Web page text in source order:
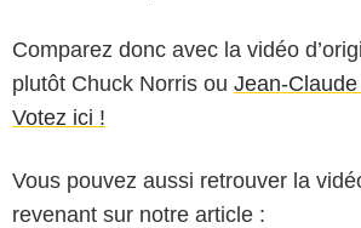
Comparez donc avec la vidéo
plutôt Chuck Norris ou Jean-
Votez ici !
Vous pouvez aussi retrouver la
revenant sur notre article :